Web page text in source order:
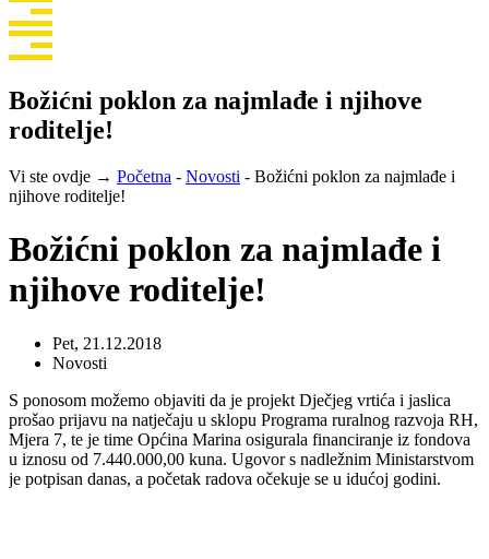
Božićni poklon za najmlađe i njihove
roditelje!
Vi ste ovdje → Početna - Novosti - Božićni poklon za najmlađe i
njihove roditelje!
Božićni poklon za najmlađe i
njihove roditelje!
Pet, 21.12.2018
Novosti
S ponosom možemo objaviti da je projekt Dječjeg vrtića i jaslica
prošao prijavu na natječaju u sklopu Programa ruralnog razvoja RH,
Mjera 7, te je time Općina Marina osigurala financiranje iz fondova
u iznosu od 7.440.000,00 kuna. Ugovor s nadležnim Ministarstvom
je potpisan danas, a početak radova očekuje se u idućoj godini.